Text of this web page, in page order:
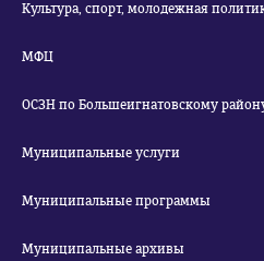
Культура, спорт, молодежная
МФЦ
ОСЗН по Большеигнатовскому
Муниципальные услуги
Муниципальные программы
Муниципальные архивы